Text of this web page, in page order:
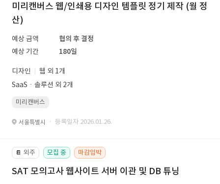
미리캔버스 웹/인쇄용 디자인 템플릿 정기 제작 (월 정
산)
예상 금액
협의 후 결정
예상 기간
180일
디자인
웹 외 1개
SaaSㆍ솔루션 외 2개
미리캔버스
서울특별시 · 등록일자 2026.01.26.
📔 외주 모집 중 마감임박
SAT 모의고사 웹사이트 서버 이관 및 DB 튜닝